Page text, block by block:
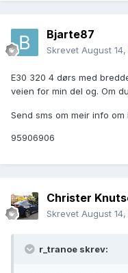
Bjarte87
Skrevet August 14,
E30 320 4 dørs med
veien for min del og. Om
Send sms om meir info om
95906906
Christer
Skrevet August 14,
r_tranoe skrev: